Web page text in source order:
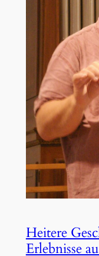
Heitere
Erlebnisse